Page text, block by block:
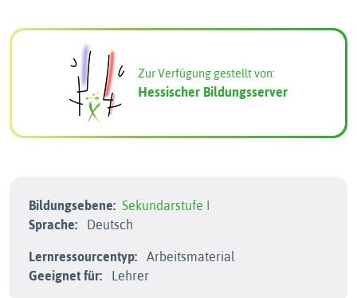
Zur Verfügung gestellt von:
Hessischer Bildungsserver
Bildungsebene: Sekundarstufe I
Sprache:
Deutsch
Lernressourcentyp:
Arbeitsmaterial
Geeignet für:
Lehrer